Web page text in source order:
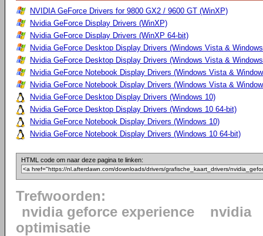
NVIDIA GeForce Drivers for 9800 GX2 / 9600 GT (WinXP)
Nvidia GeForce Display Drivers (WinXP)
Nvidia GeForce Display Drivers (WinXP 64-bit)
Nvidia GeForce Desktop Display Drivers (Windows Vista &
Nvidia GeForce Desktop Display Drivers (Windows Vista &
Nvidia GeForce Notebook Display Drivers (Windows Vista &
Nvidia GeForce Notebook Display Drivers (Windows Vista &
Nvidia GeForce Desktop Display Drivers (Windows 10)
Nvidia GeForce Desktop Display Drivers (Windows 10 64-bit)
Nvidia GeForce Notebook Display Drivers (Windows 10)
Nvidia GeForce Notebook Display Drivers (Windows 10 64-bit)
HTML code om naar deze pagina te linken:
Trefwoorden:
nvidia geforce experience
nvidia
optimisatie